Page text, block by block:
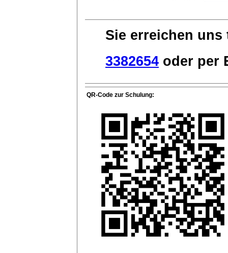
Sie erreichen
3382654 oder per
QR-Code zur Schulung: